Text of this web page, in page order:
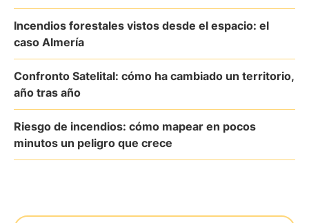
Incendios forestales vistos desde el espacio: el
caso Almería
Confronto Satelital: cómo ha cambiado un territorio,
año tras año
Riesgo de incendios: cómo mapear en pocos
minutos un peligro que crece